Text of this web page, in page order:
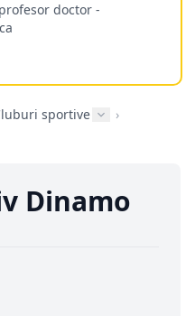
doctor -
sportive
›
Dinamo